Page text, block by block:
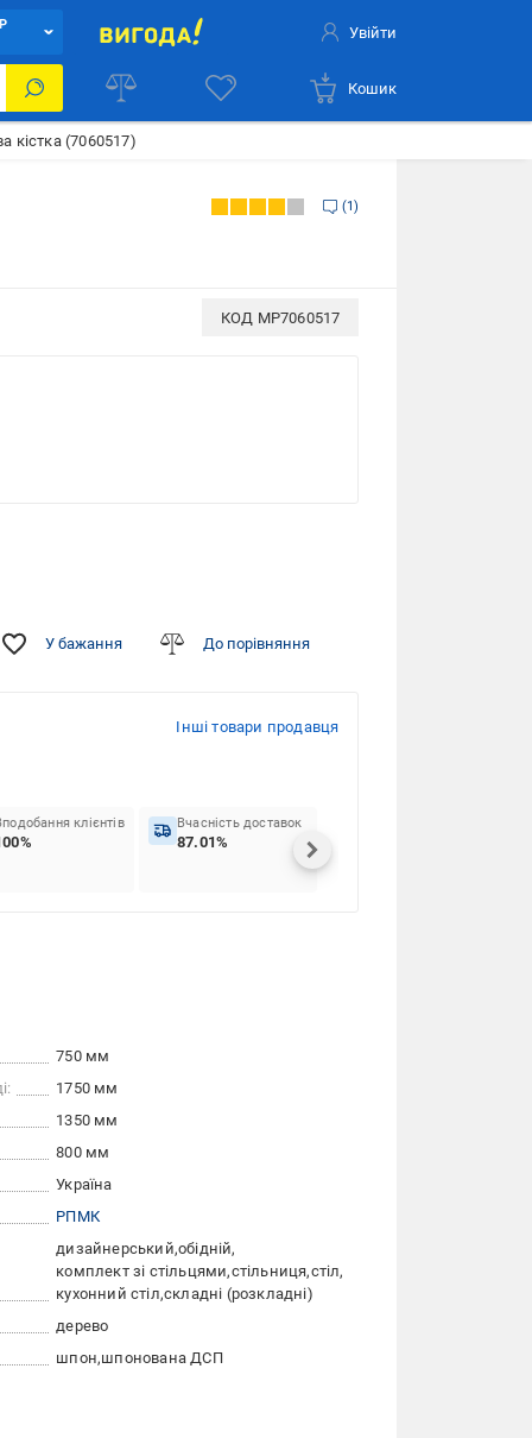
Увійти
Кошик
кістка (7060517)
1
КОД MP7060517
У бажання До порівняння
Інші товари продавця
клієнтів Вчасність доставок
87.01%
750 мм
1750 мм
1350 мм
800 мм
Україна
РПМК
дизайнерський обідній
комплект зі стільцями стільниця стіл
кухонний стіл складні (розкладні)
дерево
шпон шпонована ДСП